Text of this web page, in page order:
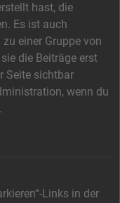
hast, die
Es ist auch
einer Gruppe von
die Beiträge erst
Seite sichtbar
wenn du
Links in der